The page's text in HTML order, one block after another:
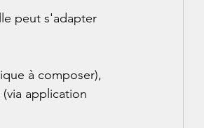
peut s'adapter
à composer),
application